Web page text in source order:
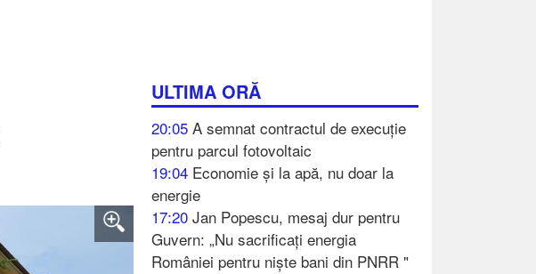
ULTIMA ORĂ
20:05 A semnat contractul de execuție
pentru parcul fotovoltaic
19:04 Economie și la apă, nu doar la
energie
17:20 Jan Popescu, mesaj dur pentru
Guvern: „Nu sacrificați energia
României pentru niște bani din PNRR "